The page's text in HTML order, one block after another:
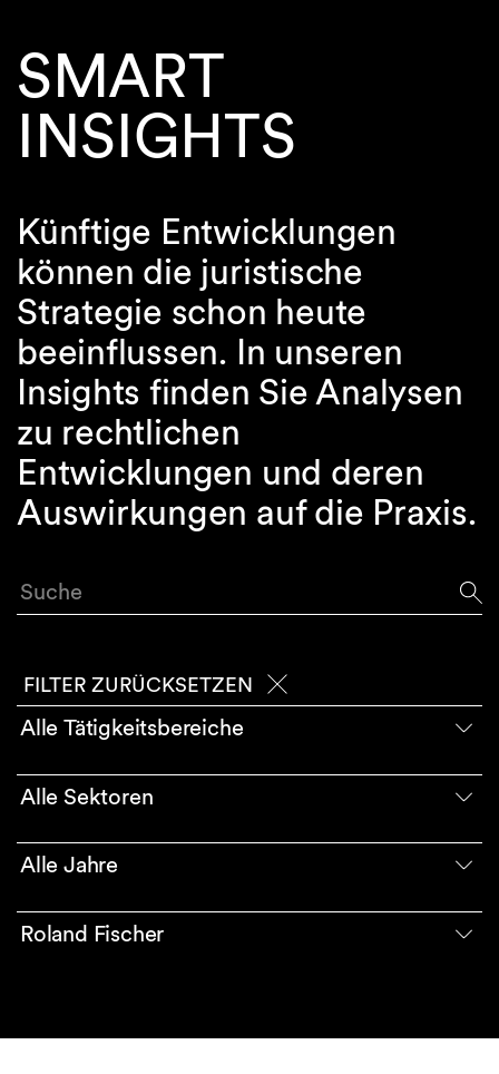
SMART
INSIGHTS
Künftige Entwicklungen
können die juristische
Strategie schon heute
beeinflussen. In unseren
Insights finden Sie Analysen
zu rechtlichen
Entwicklungen und deren
Auswirkungen auf die Praxis.
Suche
FILTER ZURÜCKSETZEN
Alle Tätigkeitsbereiche
Alle Sektoren
Alle Jahre
Roland Fischer